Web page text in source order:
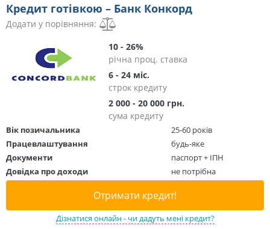
Кредит готівкою – Банк Конкорд
Додати у порівняння:
10 - 26%
річна проц. ставка
6 - 24 міс.
строк кредиту
2 000 - 20 000 грн.
сума кредиту
Вік позичальника
25-60 років
Працевлаштування
будь-яке
Документи
паспорт + ІПН
Довідка про доходи
не потрібна
Отримати кредит!
Дізнатися онлайн - чи дадуть мені кредит?